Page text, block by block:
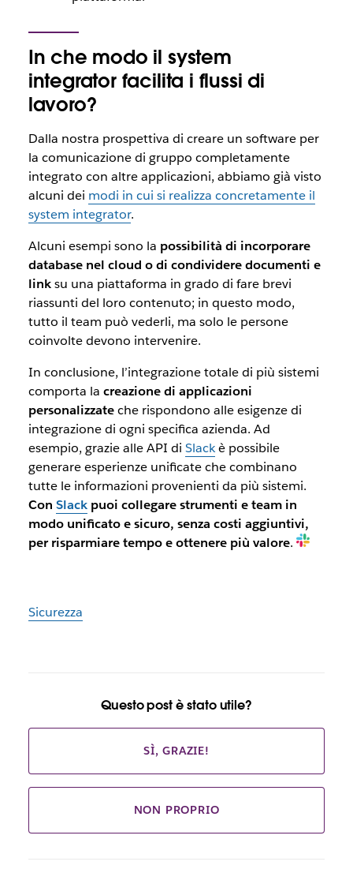
In che modo il system
integrator facilita i flussi di
lavoro?
Dalla nostra prospettiva di creare un software per
la comunicazione di gruppo completamente
integrato con altre applicazioni, abbiamo già visto
alcuni dei modi in cui si realizza concretamente il
system integrator.
Alcuni esempi sono la possibilità di incorporare
database nel cloud o di condividere documenti e
linksu una piattaforma in grado di fare brevi
riassunti del loro contenuto; in questo modo,
tutto il team può vederli, ma solo le persone
coinvolte devono intervenire.
In conclusione, l’integrazione totale di più sistemi
comporta la creazione di applicazioni
personalizzateche rispondono alle esigenze di
integrazione di ogni specifica azienda. Ad
esempio, grazie alle API di Slackè possibile
generare esperienze unificate che combinano
tutte le informazioni provenienti da più sistemi.
Con Slackpuoi collegare strumenti e team in
modo unificato e sicuro, senza costi aggiuntivi,
per risparmiare tempo e ottenere più valore.
Sicurezza
Questo post è stato utile?
SÌ, GRAZIE!
NON PROPRIO